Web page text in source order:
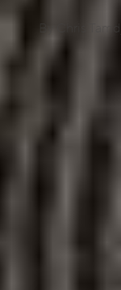
By Chris